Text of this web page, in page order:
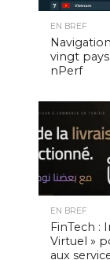
EN BREF
vingt
nPerf
EN BREF
FinTech :
Virtuel »
aux